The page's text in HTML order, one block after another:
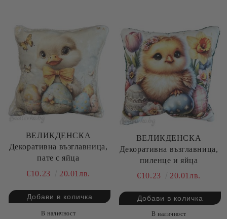
ВЕЛИКДЕНСКА
Декоративна възглавница,
пате с яйца
€10.23
20.01лв.
В наличност
ВЕЛИКДЕНСКА
Декоративна възглавница,
пиленце и яйца
€10.23
20.01лв.
В наличност